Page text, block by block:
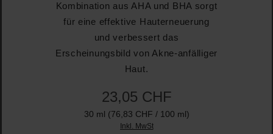
Kombination aus AHA und BHA sorgt
für eine effektive Hauterneuerung
und verbessert das
Erscheinungsbild von Akne-anfälliger
Haut.
23,05 CHF
30 ml (76,83 CHF / 100 ml)
Inkl. MwSt